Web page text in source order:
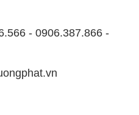
- 0906.387.866 -